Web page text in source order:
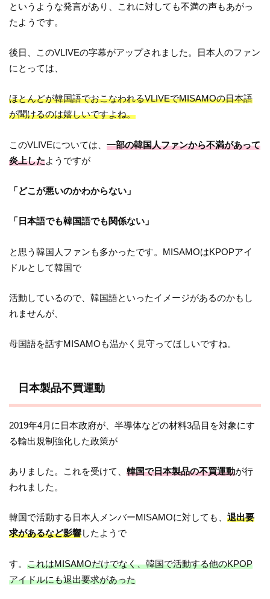
というような発言があり、これに対しても不満の声もあがっ
たようです。
後日、このVLIVEの字幕がアップされました。日本人のファン
にとっては、
ほとんどが韓国語でおこなわれるVLIVEでMISAMOの日本語
が聞けるのは嬉しいですよね。
このVLIVEについては、一部の韓国人ファンから不満があって
炎上したようですが
「どこが悪いのかわからない」
「日本語でも韓国語でも関係ない」
と思う韓国人ファンも多かったです。MISAMOはKPOPアイ
ドルとして韓国で
活動しているので、韓国語といったイメージがあるのかもし
れませんが、
母国語を話すMISAMOも温かく見守ってほしいですね。
日本製品不買運動
2019年4月に日本政府が、半導体などの材料3品目を対象にす
る輸出規制強化した政策が
ありました。これを受けて、韓国で日本製品の不買運動が行
われました。
韓国で活動する日本人メンバーMISAMOに対しても、退出要
求があるなど影響したようで
す。これはMISAMOだけでなく、韓国で活動する他のKPOP
アイドルにも退出要求があった